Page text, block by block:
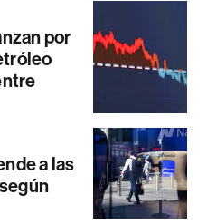
por
a las